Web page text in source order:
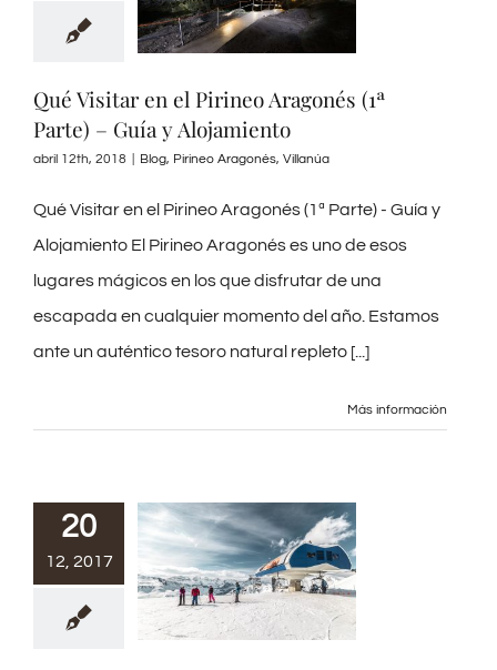
Qué Visitar en el Pirineo Aragonés (1ª
Parte) – Guía y Alojamiento
abril 12th, 2018 Blog, Pirineo Aragonés, Villanúa
Qué Visitar en el Pirineo Aragonés (1ª Parte) - Guía y
Alojamiento El Pirineo Aragonés es uno de esos
lugares mágicos en los que disfrutar de una
escapada en cualquier momento del año. Estamos
ante un auténtico tesoro natural repleto [...]
Más información
20
12, 2017